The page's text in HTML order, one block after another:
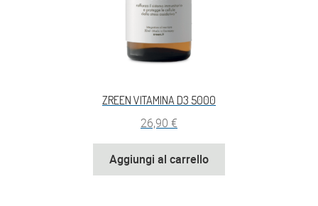
ZREEN VITAMINA D3 5000
26,90 €
Aggiungi al carrello